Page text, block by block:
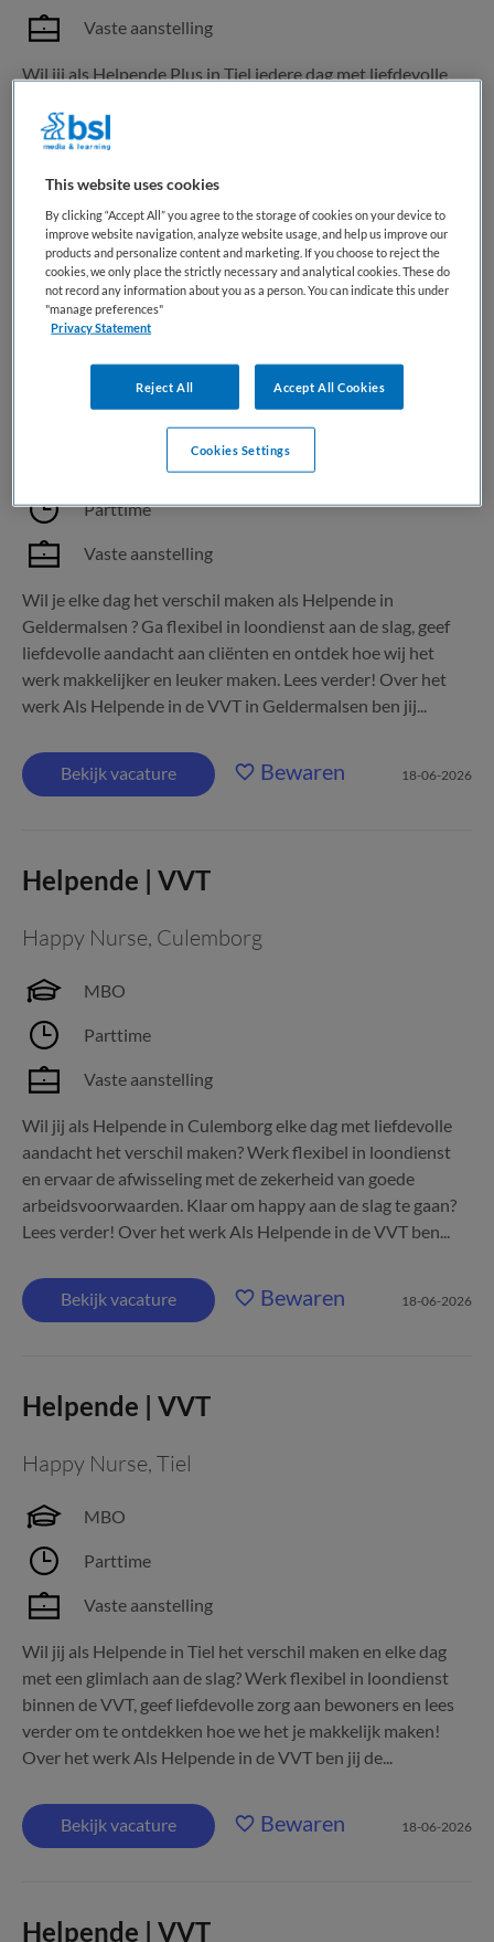
Vaste aanstelling
Wil jij als Helpende Plus in Tiel iedere dag met liefdevolle
in loondienst, voel je gewaardeerd en ga happy aan de slag.
Lees snel verder. Over het werk Als Helpende Plus in de
VVT ben jij de onmisbare schakel voor...
Bekijk vacature Bewaren 18-06-2026
Happy Nurse,Geldermalsen
Parttime
Vaste aanstelling
Wil je elke dag het verschil maken als Helpende in
Geldermalsen ? Ga flexibel in loondienst aan de slag, geef
liefdevolle aandacht aan cliënten en ontdek hoe wij het
werk makkelijker en leuker maken. Lees verder! Over het
werk Als Helpende in de VVT in Geldermalsen ben jij...
Bekijk vacature Bewaren 18-06-2026
Helpende | VVT
Happy Nurse, Culemborg
MBO
Parttime
Vaste aanstelling
Wil jij als Helpende in Culemborg elke dag met liefdevolle
aandacht het verschil maken? Werk flexibel in loondienst
en ervaar de afwisseling met de zekerheid van goede
arbeidsvoorwaarden. Klaar om happy aan de slag te gaan?
Lees verder! Over het werk Als Helpende in de VVT ben...
Bekijk vacature Bewaren 18-06-2026
Helpende | VVT
Happy Nurse, Tiel
MBO
Parttime
Vaste aanstelling
Wil jij als Helpende in Tiel het verschil maken en elke dag
met een glimlach aan de slag? Werk flexibel in loondienst
binnen de VVT, geef liefdevolle zorg aan bewoners en lees
verder om te ontdekken hoe we het je makkelijk maken!
Over het werk Als Helpende in de VVT ben jij de...
Bekijk vacature Bewaren 18-06-2026
Helpende | VVT
This website uses cookies
By clicking “Accept All” you agree to the storage of cookies on your device to
improve website navigation, analyze website usage, and help us improve our
products and personalize content and marketing. If you choose to reject the
cookies, we only place the strictly necessary and analytical cookies. These do
not record any information about you as a person. You can indicate this under
"manage preferences"
Privacy Statement
Reject All Accept All Cookies
Cookies Settings